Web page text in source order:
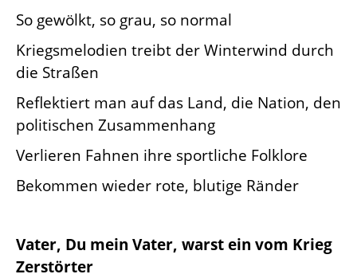
So gewölkt, so grau, so normal
Kriegsmelodien treibt der Winterwind durch
die Straßen
Reflektiert man auf das Land, die Nation, den
politischen Zusammenhang
Verlieren Fahnen ihre sportliche Folklore
Bekommen wieder rote, blutige Ränder
Vater, Du mein Vater, warst ein vom Krieg
Zerstörter